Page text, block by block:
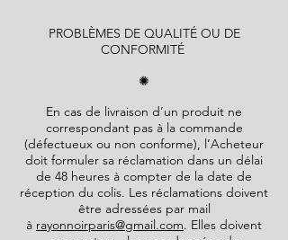
PROBLÈMES DE QUALITÉ OU DE
CONFORMITÉ
✺
En cas de livraison d’un produit ne
correspondant pas à la commande
(défectueux ou non conforme), l’Acheteur
doit formuler sa réclamation dans un délai
de 48 heures à compter de la date de
réception du colis. Les réclamations doivent
être adressées par mail
à rayonnoirparis@gmail.com. Elles doivent